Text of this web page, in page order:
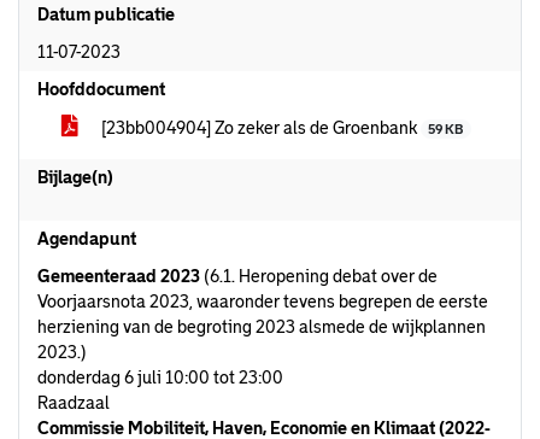
Datum publicatie
11-07-2023
Hoofddocument
[23bb004904] Zo zeker als de Groenbank
59 KB
Bijlage(n)
Agendapunt
Gemeenteraad 2023 (6.1. Heropening debat over de
Voorjaarsnota 2023, waaronder tevens begrepen de eerste
herziening van de begroting 2023 alsmede de wijkplannen
2023.)
donderdag 6 juli 10:00 tot 23:00
Raadzaal
Commissie Mobiliteit, Haven, Economie en Klimaat (2022-